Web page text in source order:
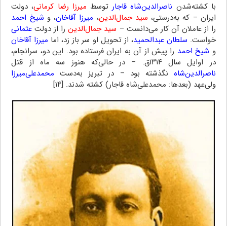
با کشته‌شدن ناصرالدین‌شاه قاجارتوسط میرزا رضا کرمانی، دولت
ایران – که به‌درستی، سید جمال‌الدین، میرزا آقاخان، و شیخ احمد
را از عاملان آن کار می‌دانست – سید جمال‌الدینرا از دولت عثمانی
خواست. سلطان عبدالحمید، از تحویل او سر باز زد، اما میرزا آقاخان
و شیخ احمد را پیش از آن به ایران فرستاده بود. این دو، سرانجام،
در اوایل سال ۱۳۱۴ق. – در حالی‌که هنوز سه ماه از قتل
ناصرالدین‌شاه نگذشته بود – در تبریز به‌دست محمدعلی‌میرزا
ولی‌عهد (بعدها: محمدعلی‌شاه قاجار) کشته شدند. [۱۴]